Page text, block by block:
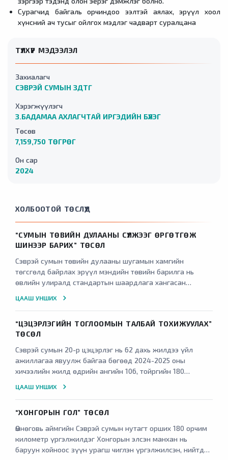
ТҮЛХҮҮР МЭДЭЭЛЭЛ
Захиалагч
СЭВРЭЙ СУМЫН ЗДТГ
Хэрэгжүүлэгч
З.БАДАМАА АХЛАГЧТАЙ ИРГЭДИЙН БҮЛЭГ
Төсөв
7,159,750 ТӨГРӨГ
Он сар
2024
ХОЛБООТОЙ ТӨСЛҮҮД
“СУМЫН ТӨВИЙН ДУЛААНЫ СҮЛЖЭЭГ ӨРГӨТГӨЖ
ШИНЭЭР БАРИХ” ТӨСӨЛ
Сэврэй сумын төвийн дулааны шугамын хамгийн
төгсгөлд байрлах эрүүл мэндийн төвийн барилга нь
өвлийн улиралд стандартын шаардлага хангасан
ЦААШ УНШИХ
“ЦЭЦЭРЛЭГИЙН ТОГЛООМЫН ТАЛБАЙ ТОХИЖУУЛАХ”
ТӨСӨЛ
Сэврэй сумын 20-р цэцэрлэг нь 62 дахь жилдээ үйл
ажиллагаа явуулж байгаа бөгөөд 2024-2025 оны
хичээлийн жилд өдрийн ангийн 106, тойргийн 180
тоотой үйл ажиллагаагаа явуулж байна.
ЦААШ УНШИХ
“ХОНГОРЫН ГОЛ” ТӨСӨЛ
Өмнөговь аймгийн Сэврэй сумын нутагт орших 180 орчим
километр үргэлжилдэг Хонгорын элсэн манхан нь
баруун хойноос зүүн урагш чиглэн үргэлжилсэн, нийтдээ
Сурагчид байгаль орчиндоо ээлтэй аялах, эрүүл хоол
хүнсний ач тусыг ойлгох мэдлэг чадварт суралцана